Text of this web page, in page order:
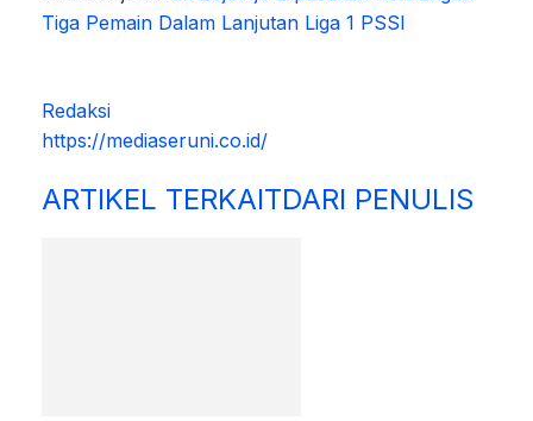
Tiga Pemain Dalam Lanjutan Liga 1 PSSI
Redaksi
https://mediaseruni.co.id/
ARTIKEL TERKAITDARI PENULIS